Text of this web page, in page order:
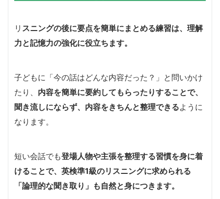
リ スニングの後に要点を簡単にまとめる練習は、理解
力と記憶力の強化に役立ちます。
子どもに「今の話はどんな内容だった？」と問いかけ
たり、 内容を簡単に要約してもらったりすることで、
聞き流しにならず、内容をきちんと整理できるように
なります。
短い会話でも登場人物や主張を整理する習慣を身に着
けることで、英検準1級のリスニングに求められる
「論理的な聞き取り」も自然と身につきます。